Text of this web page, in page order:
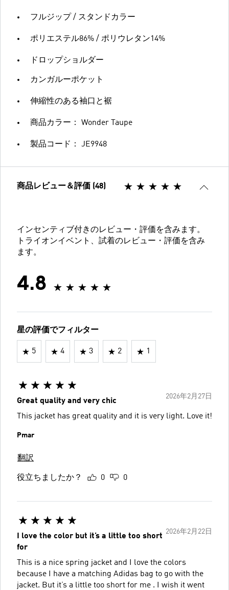
フルジップ / スタンドカラー
ポリエステル86% / ポリウレタン14%
ドロップショルダー
カンガルーポケット
伸縮性のある袖口と裾
商品カラー： Wonder Taupe
製品コード： JE9948
商品レビュー＆評価 (48)
インセンティブ付きのレビュー・評価を含みます。
トライオンイベント、試着のレビュー・評価を含み
ます。
4.8
星の評価でフィルター
5 4 3 2 1
2026年2月27日
Great quality and very chic
This jacket has great quality and it is very light. Love it!
Pmar
翻訳
役立ちましたか？ 0 0
2026年2月22日
I love the color but it’s a little too short
for
This is a nice spring jacket and I love the colors
because I have a matching Adidas bag to go with the
jacket. But it’s a little too short for me . I wish it went